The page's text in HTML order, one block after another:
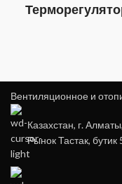
Вентиляционное и
Казахстан, г.
Рынок Тастак, бутик